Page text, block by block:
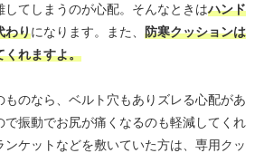
してしまうのが心配。そんなときはハンド
わりになります。また、 防寒クッションは
くれますよ。
のなら、ベルト穴もありズレる心配があ
で振動でお尻が痛くなるのも軽減してくれ
ンケットなどを敷いていた方は、専用クッ